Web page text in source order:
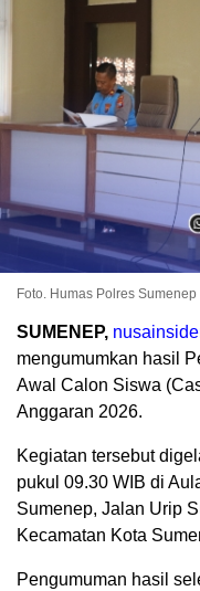
Foto. Humas Polres Sumenep
SUMENEP,
mengumumkan hasil
Awal Calon Siswa
Anggaran 2026.
Kegiatan tersebut
pukul 09.30 WIB di
Sumenep, Jalan Urip
Kecamatan Kota
Pengumuman hasil